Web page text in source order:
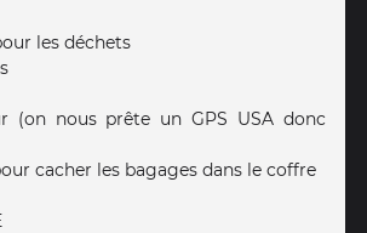
les déchets
(on nous prête un GPS USA donc
cacher les bagages dans le coffre